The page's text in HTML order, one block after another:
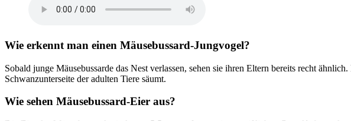
Wie erkennt man einen Mäusebussard-Jungvogel?
Sobald junge Mäusebussarde das Nest verlassen, sehen sie ihren Eltern bereits recht
Schwanzunterseite der adulten Tiere säumt.
Wie sehen Mäusebussard-Eier aus?